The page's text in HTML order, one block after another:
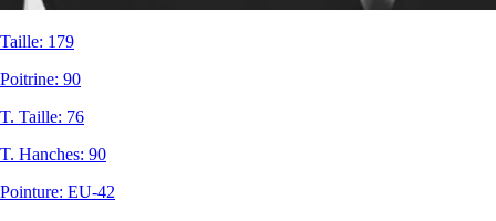
Taille: 179
Poitrine: 90
T. Taille: 76
T. Hanches: 90
Pointure: EU-42